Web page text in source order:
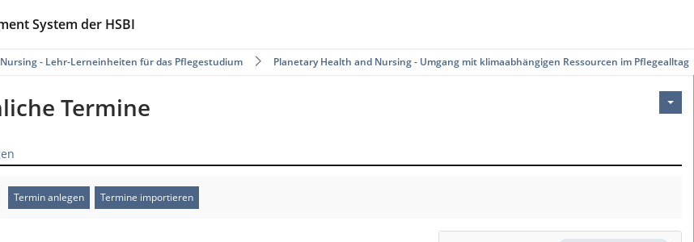
System der HSBI
- Lehr-Lerneinheiten für das Pflegestudium Planetary Health and Nursing - Umgang mit klimaabhängigen Ressourcen im Pflegealltag
Termine
Termin anlegen Termine importieren